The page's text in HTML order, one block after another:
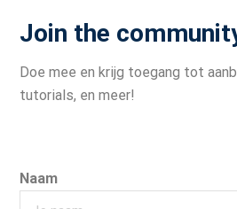
Join the
Doe mee en krijg toegang tot
tutorials, en meer!
Naam